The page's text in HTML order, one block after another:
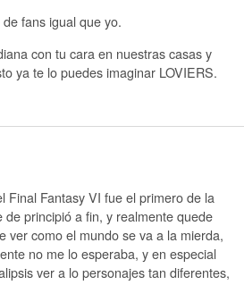
fans igual que yo.
con tu cara en nuestras casas y
ya te lo puedes imaginar LOVIERS.
Final Fantasy VI fue el primero de la
de principió a fin, y realmente quede
ver como el mundo se va a la mierda,
no me lo esperaba, y en especial
ver a lo personajes tan diferentes,